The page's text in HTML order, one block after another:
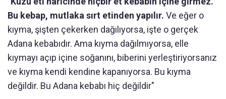
Bu kebap, mutlaka sırt etinden yapılır. Ve eğer o
kıyma, şişten çekerken dağılıyorsa, işte o gerçek
Adana kebabıdır. Ama kıyma dağılmıyorsa, elle
kıymayı açıp içine soğanını, biberini yerleştiriyorsanız
ve kıyma kendi kendine kapanıyorsa. Bu kıyma
değildir. Bu Adana kebabı hiç değildir"